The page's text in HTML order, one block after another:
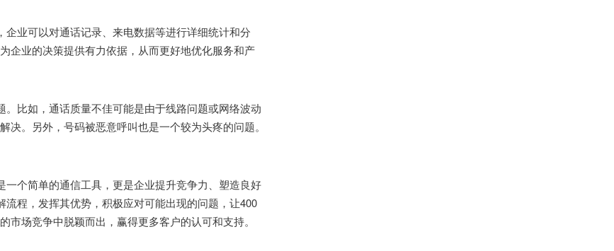
业可以对通话记录、来电数据等进行详细统计和分
企业的决策提供有力依据，从而更好地优化服务和产
比如，通话质量不佳可能是由于线路问题或网络波动
。另外，号码被恶意呼叫也是一个较为头疼的问题。
个简单的通信工具，更是企业提升竞争力、塑造良好
程，发挥其优势，积极应对可能出现的问题，让400
场竞争中脱颖而出，赢得更多客户的认可和支持。